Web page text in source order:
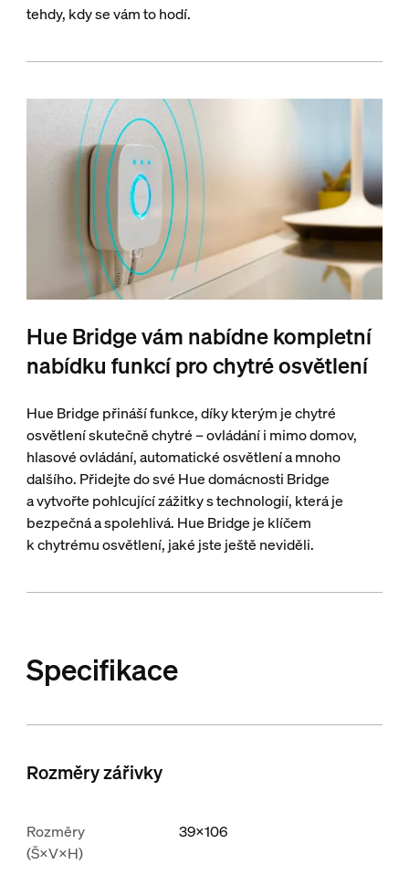
tehdy, kdy se vám to hodí.
Hue Bridge vám nabídne kompletní
nabídku funkcí pro chytré osvětlení
Hue Bridge přináší funkce, díky kterým je chytré
osvětlení skutečně chytré – ovládání i mimo domov,
hlasové ovládání, automatické osvětlení a mnoho
dalšího. Přidejte do své Hue domácnosti Bridge
a vytvořte pohlcující zážitky s technologií, která je
bezpečná a spolehlivá. Hue Bridge je klíčem
k chytrému osvětlení, jaké jste ještě neviděli.
Specifikace
Rozměry zářivky
Rozměry
(Š×V×H)
39x106